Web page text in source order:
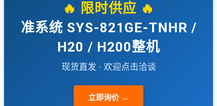
🔥 限时供应 🔥
准系统 SYS-821GE-TNHR /
H20 / H200整机
现货直发 · 欢迎点击洽谈
立即询价 →